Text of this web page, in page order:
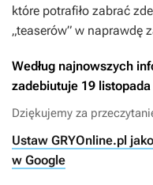
które potrafiło zabrać
„teaserów” w naprawdę
Według najnowszych
zadebiutuje 19
Dziękujemy za
Ustaw GRYOnline.pl
w Google